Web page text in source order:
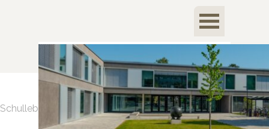
Menü überspringen
Schulleben > Sport